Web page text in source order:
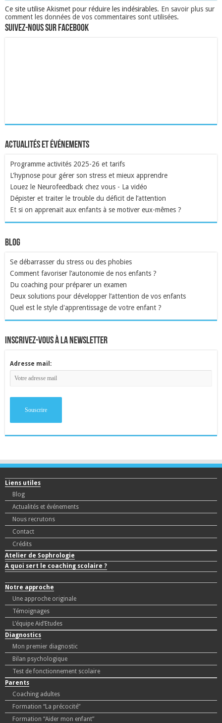
Ce site utilise Akismet pour réduire les indésirables. En savoir plus sur
comment les données de vos commentaires sont utilisées.
Suivez-nous sur Facebook
Actualités et événements
Programme activités 2025-26 et tarifs
L'hypnose pour gérer son stress et mieux apprendre
Louez le Neurofeedback chez vous - La vidéo
Dépister et traiter le trouble du déficit de l’attention
Et si on apprenait aux enfants à se motiver eux-mêmes ?
Blog
Se débarrasser du stress ou des phobies
Comment favoriser l’autonomie de nos enfants ?
Du coaching pour préparer un examen
Deux solutions pour développer l’attention de vos enfants
Quel est le style d'apprentissage de votre enfant ?
inscrivez-vous à la newsletter
Adresse mail:
Liens utiles
Blog
Actualités et événements
Nous recrutons
Contact
Crédits
Atelier de Sophrologie
A quoi sert le coaching scolaire ?
Notre approche
Une approche originale
Témoignages
L’équipe Aid’Etudes
Diagnostics
Mon premier diagnostic
Bilan psychologique
Test de fonctionnement scolaire
Parents
Coaching adultes
Formation “La précocité”
Formation “Aider mon enfant”